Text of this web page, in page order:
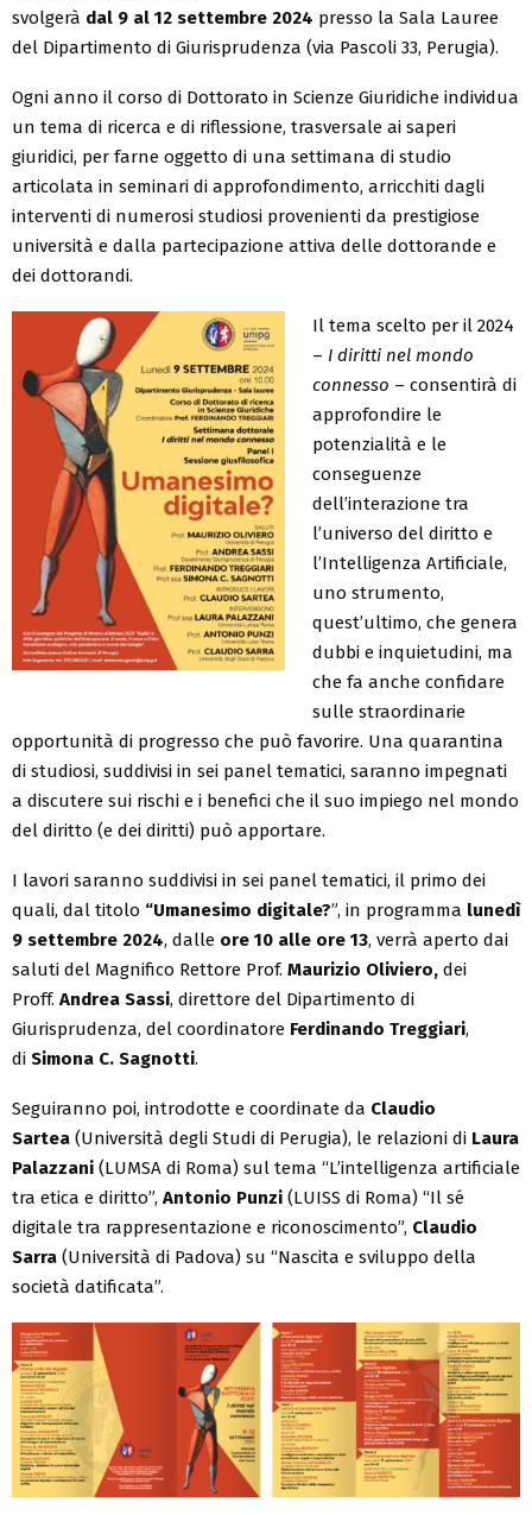
svolgerà dal 9 al 12 settembre 2024 presso la Sala Lauree
del Dipartimento di Giurisprudenza (via Pascoli 33, Perugia).
Ogni anno il corso di Dottorato in Scienze Giuridiche individua
un tema di ricerca e di riflessione, trasversale ai saperi
giuridici, per farne oggetto di una settimana di studio
articolata in seminari di approfondimento, arricchiti dagli
interventi di numerosi studiosi provenienti da prestigiose
università e dalla partecipazione attiva delle dottorande e
dei dottorandi.
Il tema scelto per il 2024
– I diritti nel mondo
connesso – consentirà di
approfondire le
potenzialità e le
conseguenze
dell’interazione tra
l’universo del diritto e
l’Intelligenza Artificiale,
uno strumento,
quest’ultimo, che genera
dubbi e inquietudini, ma
che fa anche confidare
sulle straordinarie
opportunità di progresso che può favorire. Una quarantina
di studiosi, suddivisi in sei panel tematici, saranno impegnati
a discutere sui rischi e i benefici che il suo impiego nel mondo
del diritto (e dei diritti) può apportare.
I lavori saranno suddivisi in sei panel tematici, il primo dei
quali, dal titolo “Umanesimo digitale?”, in programma lunedì
9 settembre 2024, dalle ore 10 alle ore 13, verrà aperto dai
saluti del Magnifico Rettore Prof. Maurizio Oliviero, dei
Proff. Andrea Sassi, direttore del Dipartimento di
Giurisprudenza, del coordinatore Ferdinando Treggiari,
di Simona C. Sagnotti.
Seguiranno poi, introdotte e coordinate da Claudio
Sartea (Università degli Studi di Perugia), le relazioni di Laura
Palazzani (LUMSA di Roma) sul tema “L’intelligenza artificiale
tra etica e diritto”, Antonio Punzi (LUISS di Roma) “Il sé
digitale tra rappresentazione e riconoscimento”, Claudio
Sarra (Università di Padova) su “Nascita e sviluppo della
società datificata”.